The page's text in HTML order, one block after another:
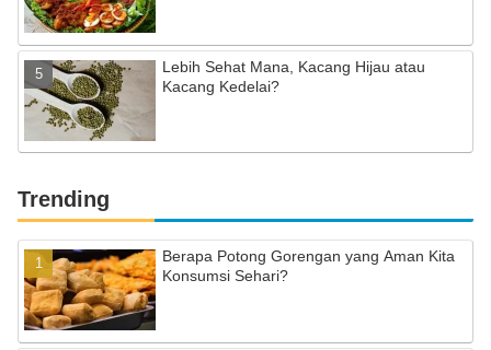
Lebih Sehat Mana, Kacang Hijau atau
Kacang Kedelai?
Trending
Berapa Potong Gorengan yang Aman Kita
Konsumsi Sehari?